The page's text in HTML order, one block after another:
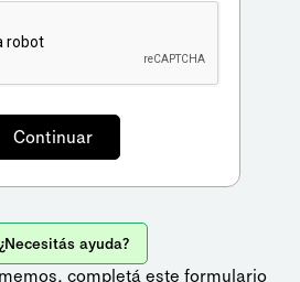
¿Necesitás ayuda?
completá este formulario